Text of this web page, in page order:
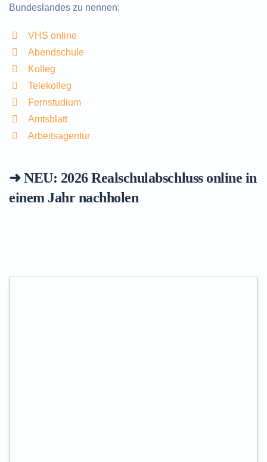
Bundeslandes zu nennen:
VHS online
Abendschule
Kolleg
Telekolleg
Fernstudium
Amtsblatt
Arbeitsagentur
➜ NEU: 2026Realschulabschluss online in
einem Jahr nachholen